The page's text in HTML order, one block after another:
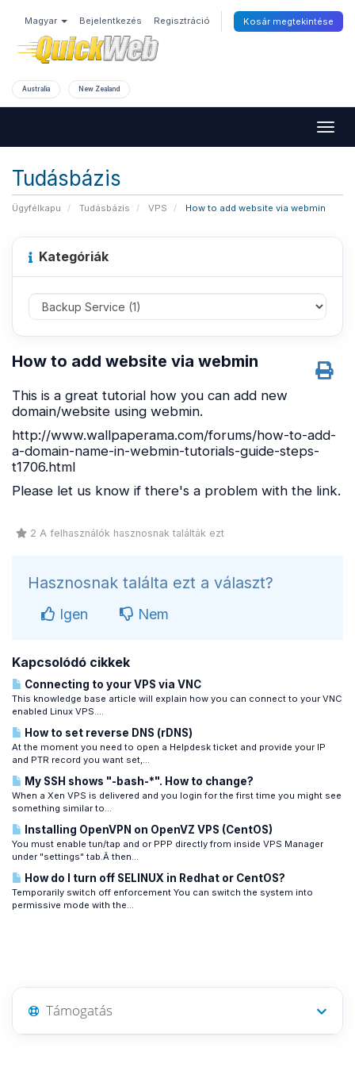
Magyar Bejelentkezés Regisztráció Kosár megtekintése
Australia New Zealand
Tudásbázis
Ügyfélkapu Tudásbázis VPS How to add website via webmin
Kategóriák
How to add website via webmin
This is a great tutorial how you can add new
domain/website using webmin.
http://www.wallpaperama.com/forums/how-to-add-
a-domain-name-in-webmin-tutorials-guide-steps-
t1706.html
Please let us know if there's a problem with the link.
2 A felhasználók hasznosnak találták ezt
Hasznosnak találta ezt a választ?
Igen Nem
Kapcsolódó cikkek
Connecting to your VPS via VNC
This knowledge base article will explain how you can connect to your VNC
enabled Linux VPS....
How to set reverse DNS (rDNS)
At the moment you need to open a Helpdesk ticket and provide your IP
and PTR record you want set,...
My SSH shows "-bash-*". How to change?
When a Xen VPS is delivered and you login for the first time you might see
something similar to...
Installing OpenVPN on OpenVZ VPS (CentOS)
You must enable tun/tap and or PPP directly from inside VPS Manager
under "settings" tab.Â then...
How do I turn off SELINUX in Redhat or CentOS?
Temporarily switch off enforcement You can switch the system into
permissive mode with the...
Támogatás